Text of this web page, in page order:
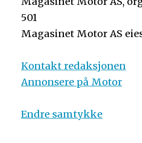
501
Magasinet Motor AS
Kontakt redaksjonen
Annonsere på Motor
Endre samtykke